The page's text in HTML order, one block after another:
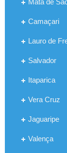
Mata de
Camaçari
Lauro de
Salvador
Itaparica
Vera Cruz
Jaguaripe
Valença